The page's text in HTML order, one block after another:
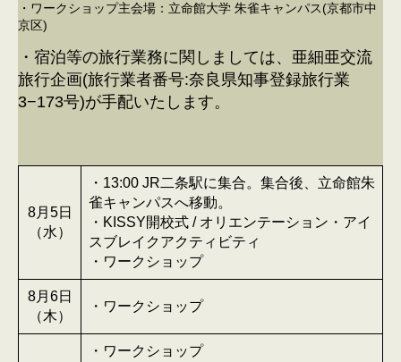
・ワークショップ主会場：立命館大学 朱雀キャンパス(京都市中
京区)
・宿泊等の旅行業務に関しましては、亜細亜交流
旅行企画(旅行業者番号:奈良県知事登録旅行業
3−173号)が手配いたします。
8月5日
（水）
・13:00 JR二条駅に集合。集合後、立命館朱
雀キャンパスへ移動。
・KISSY開校式 / オリエンテーション・アイ
スブレイクアクティビティ
・ワークショップ
8月6日
（木）
・ワークショップ
・ワークショップ